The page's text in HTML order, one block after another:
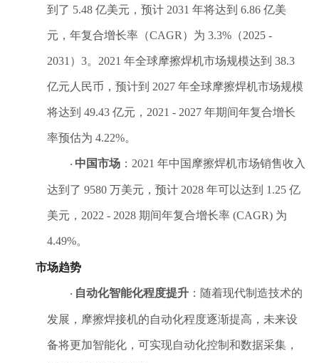
新闻动态
到了 5.48 亿美元，预计 2031 年将达到 6.86 亿美
元，年复合增长率（CAGR）为 3.3%（2025 -
2031）3。2021 年全球摩擦焊机市场规模达到 38.3
亿元人民币，预计到 2027 年全球摩擦焊机市场规模
将达到 49.43 亿元，2021 - 2027 年期间年复合增长
率预估为 4.22%。
· 中国市场： 2021 年中国摩擦焊机市场销售收入
达到了 9580 万美元，预计 2028 年可以达到 1.25 亿
美元，2022 - 2028 期间年复合增长率 (CAGR) 为
4.49%。
市场趋势
· 自动化智能化程度提升：随着现代制造技术的
发展，摩擦焊接机的自动化程度逐渐提高，未来设
备将更加智能化，可实现自动化控制和数据采集，